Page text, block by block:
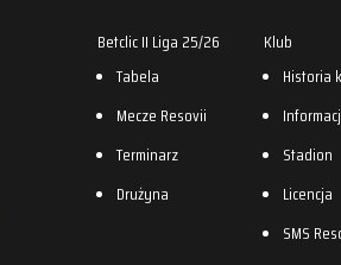
Betclic II Liga 25/26
Tabela
Mecze Resovii
Terminarz
Drużyna
Klub
Historia
Stadion
Licencja
SMS